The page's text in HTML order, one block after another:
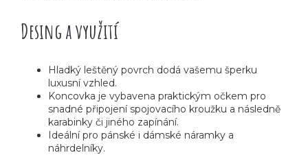
Desing a využití
Hladký leštěný povrch dodá vašemu šperku
luxusní vzhled.
Koncovka je vybavena praktickým očkem pro
snadné připojení spojovacího kroužku a následně
karabinky či jiného zapínání.
Ideální pro pánské i dámské náramky a
náhrdelníky.